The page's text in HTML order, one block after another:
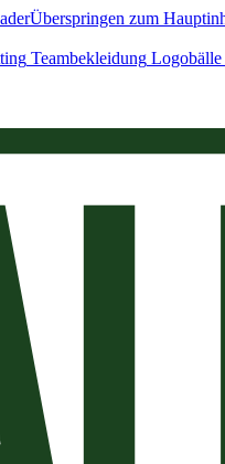
Überspringen zum
Teambekleidung Logobälle